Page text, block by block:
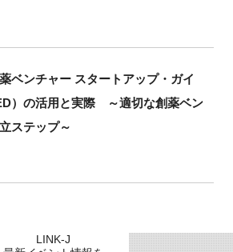
薬ベンチャー スタートアップ・ガイ
）の活用と実際 ～適切な創薬ベン
ステップ～
LINK-J